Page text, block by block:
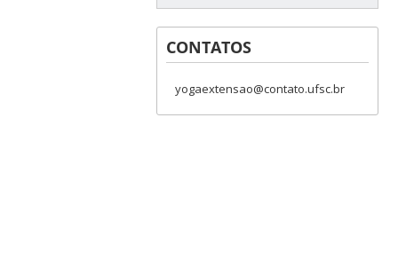
CONTATOS
yogaextensao@contato.ufsc.br